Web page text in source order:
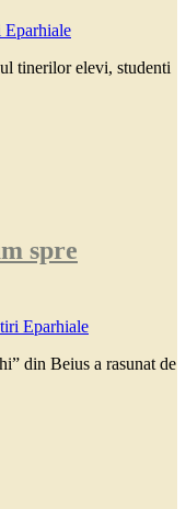
Eparhiale
tinerilor elevi, studenti
spre
Eparhiale
din Beius a rasunat de